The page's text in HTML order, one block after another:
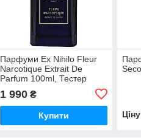
Парфуми Ex Nihilo Fleur
Narcotique Extrait De
Parfum 100ml, Тестер
1 990₴
Купити